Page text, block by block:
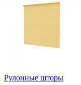
Рулонные шторы